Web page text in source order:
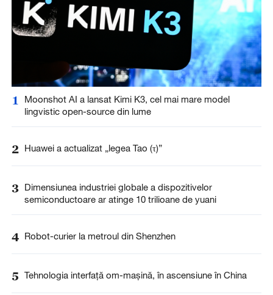
1
Moonshot AI a lansat Kimi K3, cel mai mare model
lingvistic open-source din lume
2 Huawei a actualizat „legea Tao (τ)”
3 Dimensiunea industriei globale a dispozitivelor
semiconductoare ar atinge 10 trilioane de yuani
4 Robot-curier la metroul din Shenzhen
5 Tehnologia interfață om-mașină, în ascensiune în China